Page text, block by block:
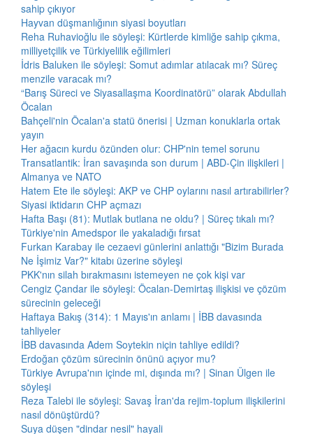
sahip çıkıyor
Hayvan düşmanlığının siyasi boyutları
Reha Ruhavioğlu ile söyleşi: Kürtlerde kimliğe sahip çıkma,
milliyetçilik ve Türkiyelilik eğilimleri
İdris Baluken ile söyleşi: Somut adımlar atılacak mı? Süreç
menzile varacak mı?
“Barış Süreci ve Siyasallaşma Koordinatörü” olarak Abdullah
Öcalan
Bahçeli'nin Öcalan'a statü önerisi | Uzman konuklarla ortak
yayın
Her ağacın kurdu özünden olur: CHP'nin temel sorunu
Transatlantik: İran savaşında son durum | ABD-Çin ilişkileri |
Almanya ve NATO
Hatem Ete ile söyleşi: AKP ve CHP oylarını nasıl artırabilirler?
Siyasi iktidarın CHP açmazı
Hafta Başı (81): Mutlak butlana ne oldu? | Süreç tıkalı mı?
Türkiye'nin Amedspor ile yakaladığı fırsat
Furkan Karabay ile cezaevi günlerini anlattığı "Bizim Burada
Ne İşimiz Var?" kitabı üzerine söyleşi
PKK'nın silah bırakmasını istemeyen ne çok kişi var
Cengiz Çandar ile söyleşi: Öcalan-Demirtaş ilişkisi ve çözüm
sürecinin geleceği
Haftaya Bakış (314): 1 Mayıs'ın anlamı | İBB davasında
tahliyeler
İBB davasında Adem Soytekin niçin tahliye edildi?
Erdoğan çözüm sürecinin önünü açıyor mu?
Türkiye Avrupa'nın içinde mi, dışında mı? | Sinan Ülgen ile
söyleşi
Reza Talebi ile söyleşi: Savaş İran'da rejim-toplum ilişkilerini
nasıl dönüştürdü?
Suya düşen "dindar nesil" hayali